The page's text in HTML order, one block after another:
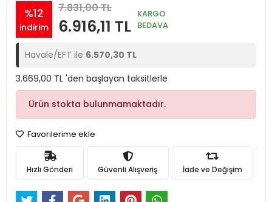
%12
indirim
7.831,00 TL
6.916,11 TL
KARGO
BEDAVA
Havale/EFT ile 6.570,30 TL
3.669,00 TL 'den başlayan taksitlerle
Ürün stokta bulunmamaktadır.
Favorilerime ekle
Hızlı Gönderi Güvenli Alışveriş İade ve Değişim